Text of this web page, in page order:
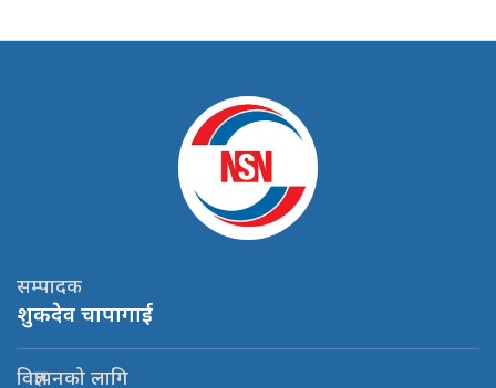
सम्पादक
शुकदेव चापागाई
विज्ञापनको लागि